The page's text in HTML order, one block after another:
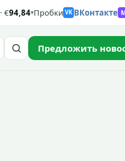
· €94,84▾Пробки VK ВКонтакте
Предложить